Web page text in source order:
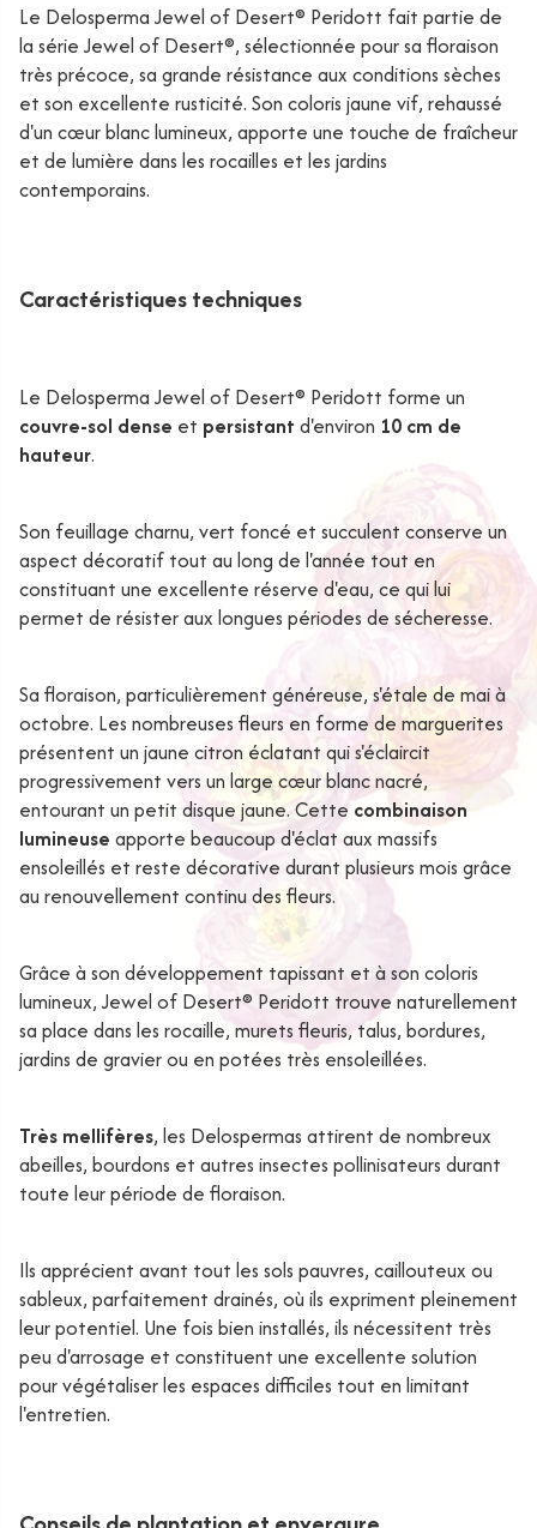
Le Delosperma Jewel of Desert® Peridott fait partie de
la série Jewel of Desert®, sélectionnée pour sa floraison
très précoce, sa grande résistance aux conditions sèches
et son excellente rusticité. Son coloris jaune vif, rehaussé
d'un cœur blanc lumineux, apporte une touche de fraîcheur
et de lumière dans les rocailles et les jardins
contemporains.
Caractéristiques techniques
Le Delosperma Jewel of Desert® Peridott forme un
couvre-sol dense et persistant d'environ 10 cm de
hauteur.
Son feuillage charnu, vert foncé et succulent conserve un
aspect décoratif tout au long de l'année tout en
constituant une excellente réserve d'eau, ce qui lui
permet de résister aux longues périodes de sécheresse.
Sa floraison, particulièrement généreuse, s'étale de mai à
octobre. Les nombreuses fleurs en forme de marguerites
présentent un jaune citron éclatant qui s'éclaircit
progressivement vers un large cœur blanc nacré,
entourant un petit disque jaune. Cette combinaison
lumineuse apporte beaucoup d'éclat aux massifs
ensoleillés et reste décorative durant plusieurs mois grâce
au renouvellement continu des fleurs.
Grâce à son développement tapissant et à son coloris
lumineux, Jewel of Desert® Peridott trouve naturellement
sa place dans les rocaille, murets fleuris, talus, bordures,
jardins de gravier ou en potées très ensoleillées.
Très mellifères, les Delospermas attirent de nombreux
abeilles, bourdons et autres insectes pollinisateurs durant
toute leur période de floraison.
Ils apprécient avant tout les sols pauvres, caillouteux ou
sableux, parfaitement drainés, où ils expriment pleinement
leur potentiel. Une fois bien installés, ils nécessitent très
peu d'arrosage et constituent une excellente solution
pour végétaliser les espaces difficiles tout en limitant
l'entretien.